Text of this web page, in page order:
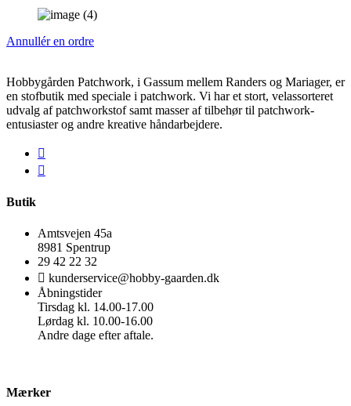
Annullér en ordre
Hobbygården Patchwork, i Gassum mellem Randers og Mariager, er
en stofbutik med speciale i patchwork. Vi har et stort, velassorteret
udvalg af patchworkstof samt masser af tilbehør til patchwork-
entusiaster og andre kreative håndarbejdere.
Butik
Amtsvejen 45a
8981 Spentrup
29 42 22 32
kunderservice@hobby-gaarden.dk
Åbningstider
Tirsdag kl. 14.00-17.00
Lørdag kl. 10.00-16.00
Andre dage efter aftale.
Mærker